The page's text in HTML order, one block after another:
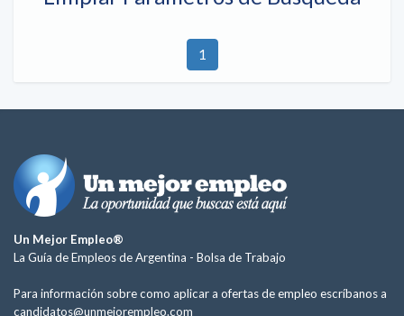
1
Un Mejor Empleo®
La Guía de Empleos de Argentina - Bolsa de Trabajo
Para información sobre como aplicar a ofertas de empleo escríbanos a
candidatos@unmejorempleo.com